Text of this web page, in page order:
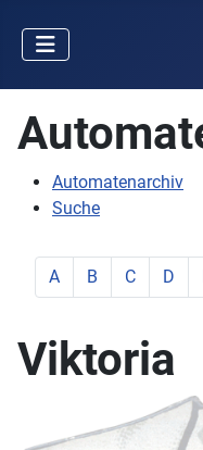
Automatenarchiv
Suche
zeige Elemente mit
A zeige Elemente
B zeige
C zeige
D
Viktoria